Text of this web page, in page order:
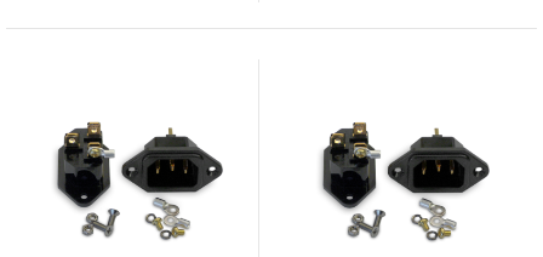
Dit
variaties.
Deze
optie
kan